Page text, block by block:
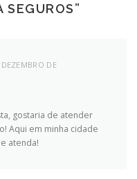
SEGUROS”
DE
gostaria de atender
Aqui em minha cidade
atenda!